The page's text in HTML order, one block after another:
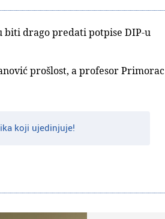
biti drago predati potpise DIP-u
prošlost, a profesor Primorac
koji ujedinjuje!